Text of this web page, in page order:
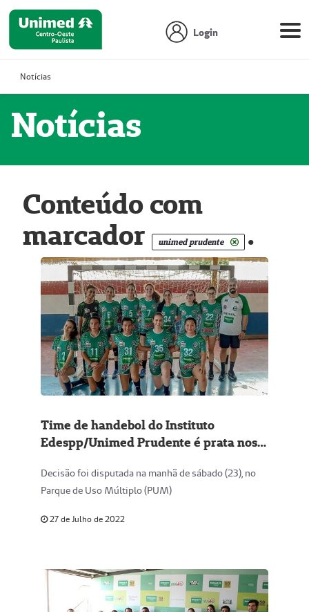
Login
Notícias
Notícias
Conteúdo com
marcador
unimed prudente .
Time de handebol do Instituto
Edespp/Unimed Prudente é prata nos
Decisão foi disputada na manhã de sábado (23), no
Parque de Uso Múltiplo (PUM)
27 de Julho de 2022